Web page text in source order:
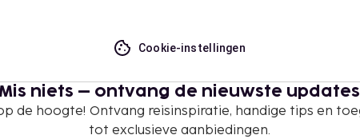
Cookie-instellingen
Mis niets – ontvang de nieuwste updates
de hoogte! Ontvang reisinspiratie, handige tips en
tot exclusieve aanbiedingen.